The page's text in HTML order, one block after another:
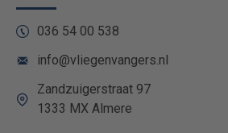
036 54 00 538
info@vliegenvangers.nl
Zandzuigerstraat 97
1333 MX Almere